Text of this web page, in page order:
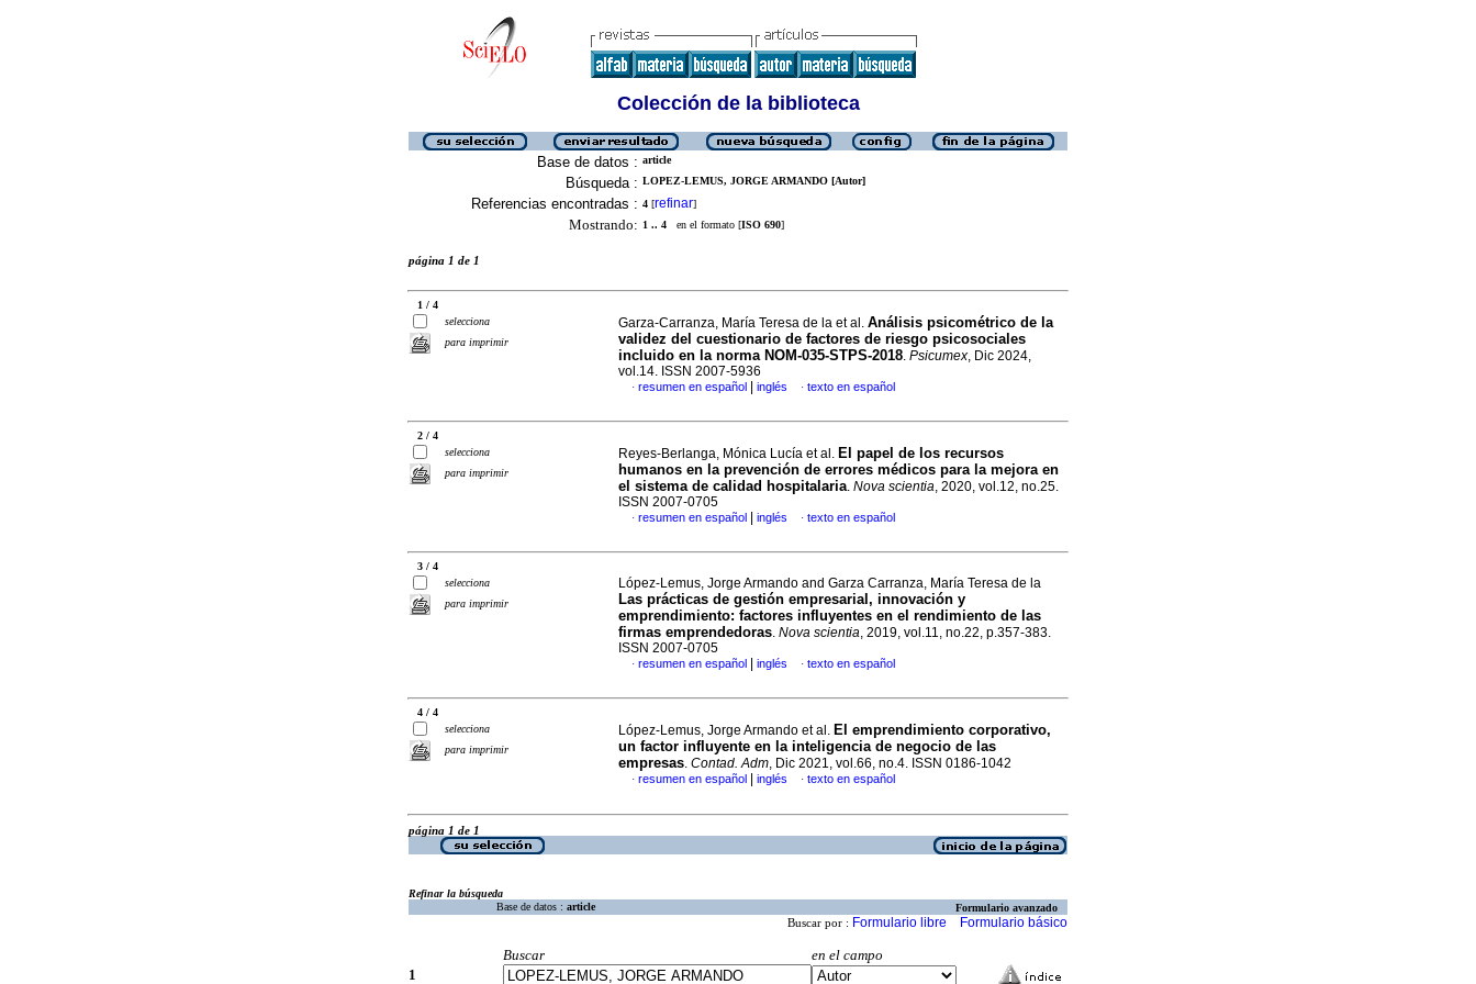
Colección de la biblioteca
Base de datos : article
Búsqueda : LOPEZ-LEMUS, JORGE ARMANDO [Autor]
Referencias encontradas : 4 [refinar]
Mostrando: 1 .. 4 en el formato [ISO 690]
página 1 de 1
1 / 4
selecciona
para imprimir
Garza-Carranza, María Teresa de la et al. Análisis psicométrico de la
validez del cuestionario de factores de riesgo psicosociales
incluido en la norma NOM-035-STPS-2018. Psicumex, Dic 2024,
vol.14. ISSN 2007-5936
· resumen en español inglés · texto en español
2 / 4
selecciona
para imprimir
Reyes-Berlanga, Mónica Lucía et al. El papel de los recursos
humanos en la prevención de errores médicos para la mejora en
el sistema de calidad hospitalaria. Nova scientia, 2020, vol.12, no.25.
ISSN 2007-0705
· resumen en español inglés · texto en español
3 / 4
selecciona
para imprimir
López-Lemus, Jorge Armando and Garza Carranza, María Teresa de la
Las prácticas de gestión empresarial, innovación y
emprendimiento: factores influyentes en el rendimiento de las
firmas emprendedoras. Nova scientia, 2019, vol.11, no.22, p.357-383.
ISSN 2007-0705
· resumen en español inglés · texto en español
4 / 4
selecciona
para imprimir
López-Lemus, Jorge Armando et al. El emprendimiento corporativo,
un factor influyente en la inteligencia de negocio de las
empresas. Contad. Adm, Dic 2021, vol.66, no.4. ISSN 0186-1042
· resumen en español inglés · texto en español
página 1 de 1
Refinar la búsqueda
Base de datos : article Formulario avanzado
Buscar por : Formulario libre Formulario básico
Buscar
en el campo
1